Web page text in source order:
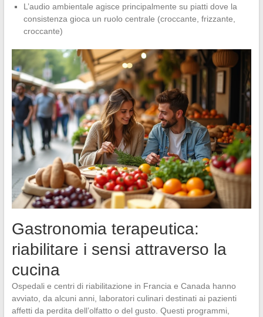
L’audio ambientale agisce principalmente su piatti dove la
consistenza gioca un ruolo centrale (croccante, frizzante,
croccante)
Gastronomia terapeutica:
riabilitare i sensi attraverso la
cucina
Ospedali e centri di riabilitazione in Francia e Canada hanno
avviato, da alcuni anni, laboratori culinari destinati ai pazienti
affetti da perdita dell’olfatto o del gusto. Questi programmi,